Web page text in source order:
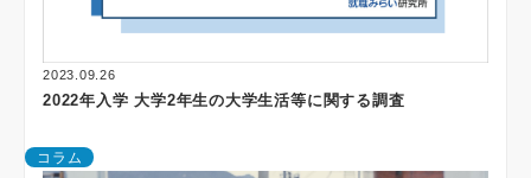
2023.09.26
2022年入学 大学2年生の大学生活等に関する調査
コラム